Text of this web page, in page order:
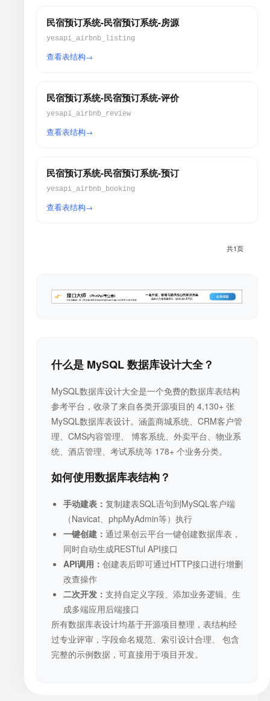
民宿预订系统-民宿预订系统-房源
yesapi_airbnb_listing
查看表结构
民宿预订系统-民宿预订系统-评价
yesapi_airbnb_review
查看表结构
民宿预订系统-民宿预订系统-预订
yesapi_airbnb_booking
查看表结构
共1页
什么是 MySQL 数据库设计大全？
MySQL数据库设计大全是一个免费的数据库表结构
参考平台，收录了来自各类开源项目的 4,130+ 张
MySQL数据库表设计。涵盖商城系统、CRM客户管
理、CMS内容管理、 博客系统、外卖平台、物业系
统、酒店管理、考试系统等 178+ 个业务分类。
如何使用数据库表结构？
手动建表： 复制建表SQL语句到MySQL客户端
（Navicat、phpMyAdmin等）执行
一键创建： 通过果创云平台一键创建数据库表，
同时自动生成RESTful API接口
API调用： 创建表后即可通过HTTP接口进行增删
改查操作
二次开发： 支持自定义字段、添加业务逻辑、生
成多端应用后端接口
所有数据库表设计均基于开源项目整理，表结构经
过专业评审，字段命名规范、索引设计合理、 包含
完整的示例数据，可直接用于项目开发。